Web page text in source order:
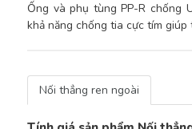
Ống và phụ tùng PP-R chống
khả năng chống tia cực tím
Nối thẳng ren ngoài